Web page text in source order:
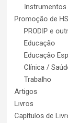
Promoção de HS
PRODIP e
Educação
Educação
Clínica /
Trabalho
Artigos
Livros
Capítulos de